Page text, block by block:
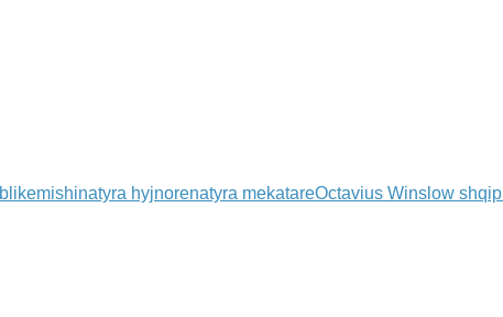
mishinatyra hyjnorenatyra mekatareOctavius Winslow shqip